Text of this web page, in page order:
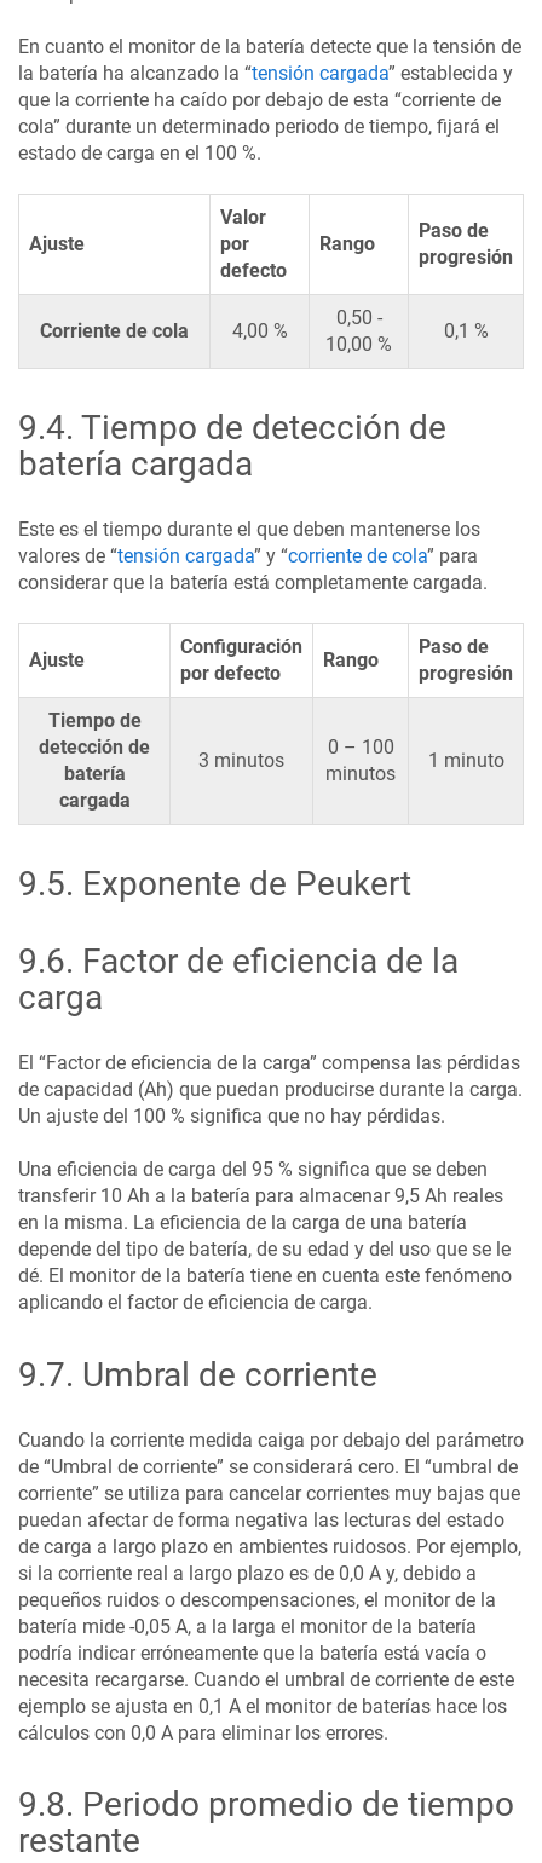
En cuanto el monitor de la batería detecte que la tensión de
la batería ha alcanzado la “tensión cargada” establecida y
que la corriente ha caído por debajo de esta “corriente de
cola” durante un determinado periodo de tiempo, fijará el
estado de carga en el 100 %.
Ajuste
Valor
por
defecto
Rango
Paso de
progresión
Corriente de cola 4,00 %
0,50 -
10,00 %
0,1 %
9.4. Tiempo de detección de
batería cargada
Este es el tiempo durante el que deben mantenerse los
valores de “tensión cargada” y “corriente de cola” para
considerar que la batería está completamente cargada.
Ajuste
Configuración
por defecto
Rango
Paso de
progresión
Tiempo de
detección de
batería
cargada
3 minutos
0 – 100
minutos
1 minuto
9.5. Exponente de Peukert
9.6. Factor de eficiencia de la
carga
El “Factor de eficiencia de la carga” compensa las pérdidas
de capacidad (Ah) que puedan producirse durante la carga.
Un ajuste del 100 % significa que no hay pérdidas.
Una eficiencia de carga del 95 % significa que se deben
transferir 10 Ah a la batería para almacenar 9,5 Ah reales
en la misma. La eficiencia de la carga de una batería
depende del tipo de batería, de su edad y del uso que se le
dé. El monitor de la batería tiene en cuenta este fenómeno
aplicando el factor de eficiencia de carga.
9.7. Umbral de corriente
Cuando la corriente medida caiga por debajo del parámetro
de “Umbral de corriente” se considerará cero. El “umbral de
corriente” se utiliza para cancelar corrientes muy bajas que
puedan afectar de forma negativa las lecturas del estado
de carga a largo plazo en ambientes ruidosos. Por ejemplo,
si la corriente real a largo plazo es de 0,0 A y, debido a
pequeños ruidos o descompensaciones, el monitor de la
batería mide -0,05 A, a la larga el monitor de la batería
podría indicar erróneamente que la batería está vacía o
necesita recargarse. Cuando el umbral de corriente de este
ejemplo se ajusta en 0,1 A el monitor de baterías hace los
cálculos con 0,0 A para eliminar los errores.
9.8. Periodo promedio de tiempo
restante